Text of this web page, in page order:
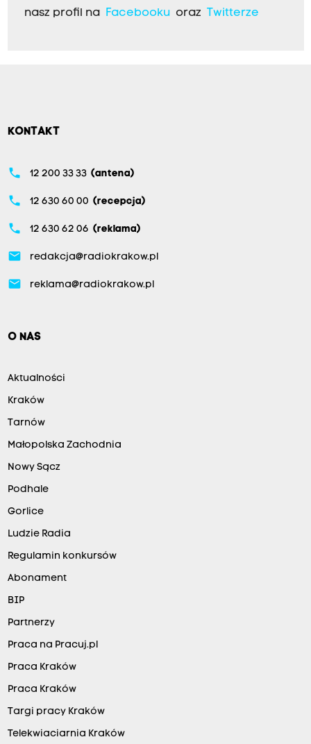
nasz profil na
Facebookuoraz Twitterze
KONTAKT
phone 12 200 33 33 (antena)
phone 12 630 60 00 (recepcja)
phone 12 630 62 06 (reklama)
email redakcja@radiokrakow.pl
email reklama@radiokrakow.pl
O NAS
Aktualności
Kraków
Tarnów
Małopolska Zachodnia
Nowy Sącz
Podhale
Gorlice
Ludzie Radia
Regulamin konkursów
Abonament
BIP
Partnerzy
Praca na Pracuj.pl
Praca Kraków
Praca Kraków
Targi pracy Kraków
Telekwiaciarnia Kraków